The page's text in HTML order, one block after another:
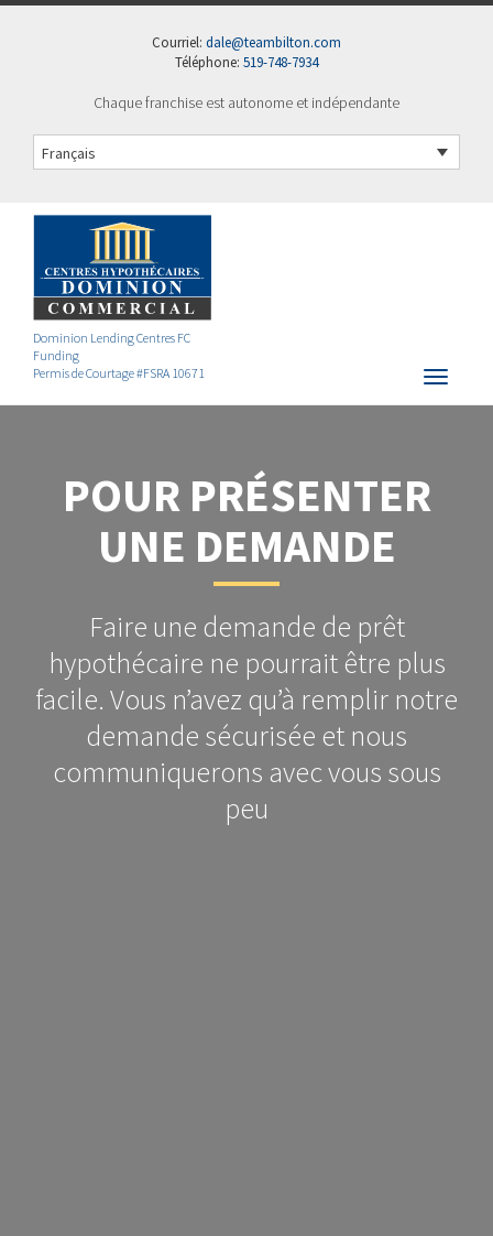
Courriel: dale@teambilton.com
Téléphone: 519-748-7934
Chaque franchise est autonome et indépendante
Français
Dominion Lending Centres FC
Funding
Permis de Courtage #FSRA 10671
POUR PRÉSENTER
UNE DEMANDE
Faire une demande de prêt
hypothécaire ne pourrait être plus
facile. Vous n’avez qu’à remplir notre
demande sécurisée et nous
communiquerons avec vous sous
peu